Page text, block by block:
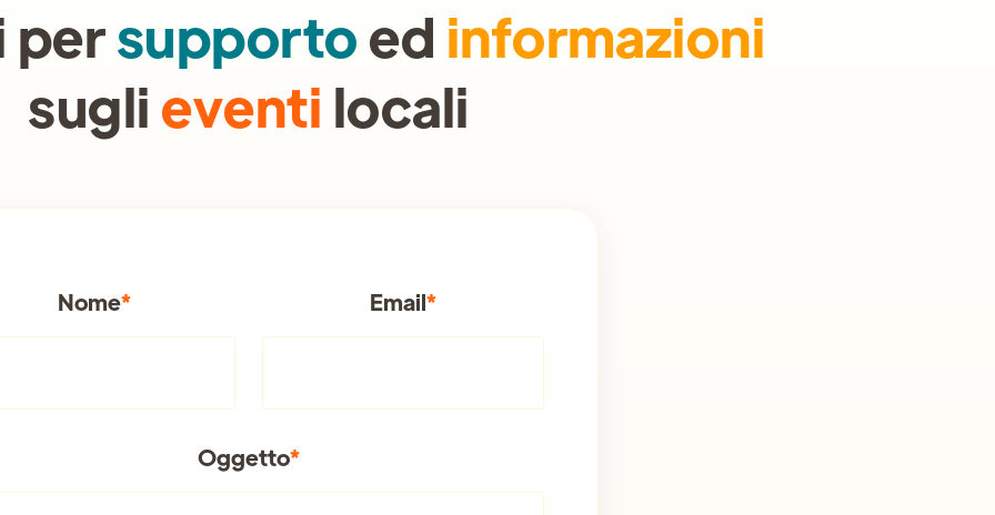
persupportoed informazioni
sugli eventi locali
Nome* Email*
Oggetto*